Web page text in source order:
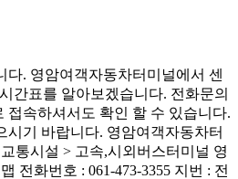
다. 영암여객자동차터미널에서 센
간표를 알아보겠습니다. 전화문의
접속하셔서도 확인 할 수 있습니다.
시기 바랍니다. 영암여객자동차터
통시설 > 고속,시외버스터미널 영
전화번호 : 061-473-3355 지번 : 전